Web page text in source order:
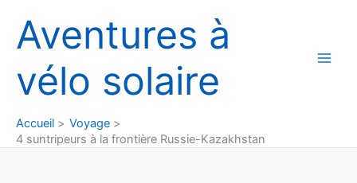
contenu
Aventures à
vélo solaire
Accueil
Voyage
4 suntripeurs à la frontière Russie-Kazakhstan